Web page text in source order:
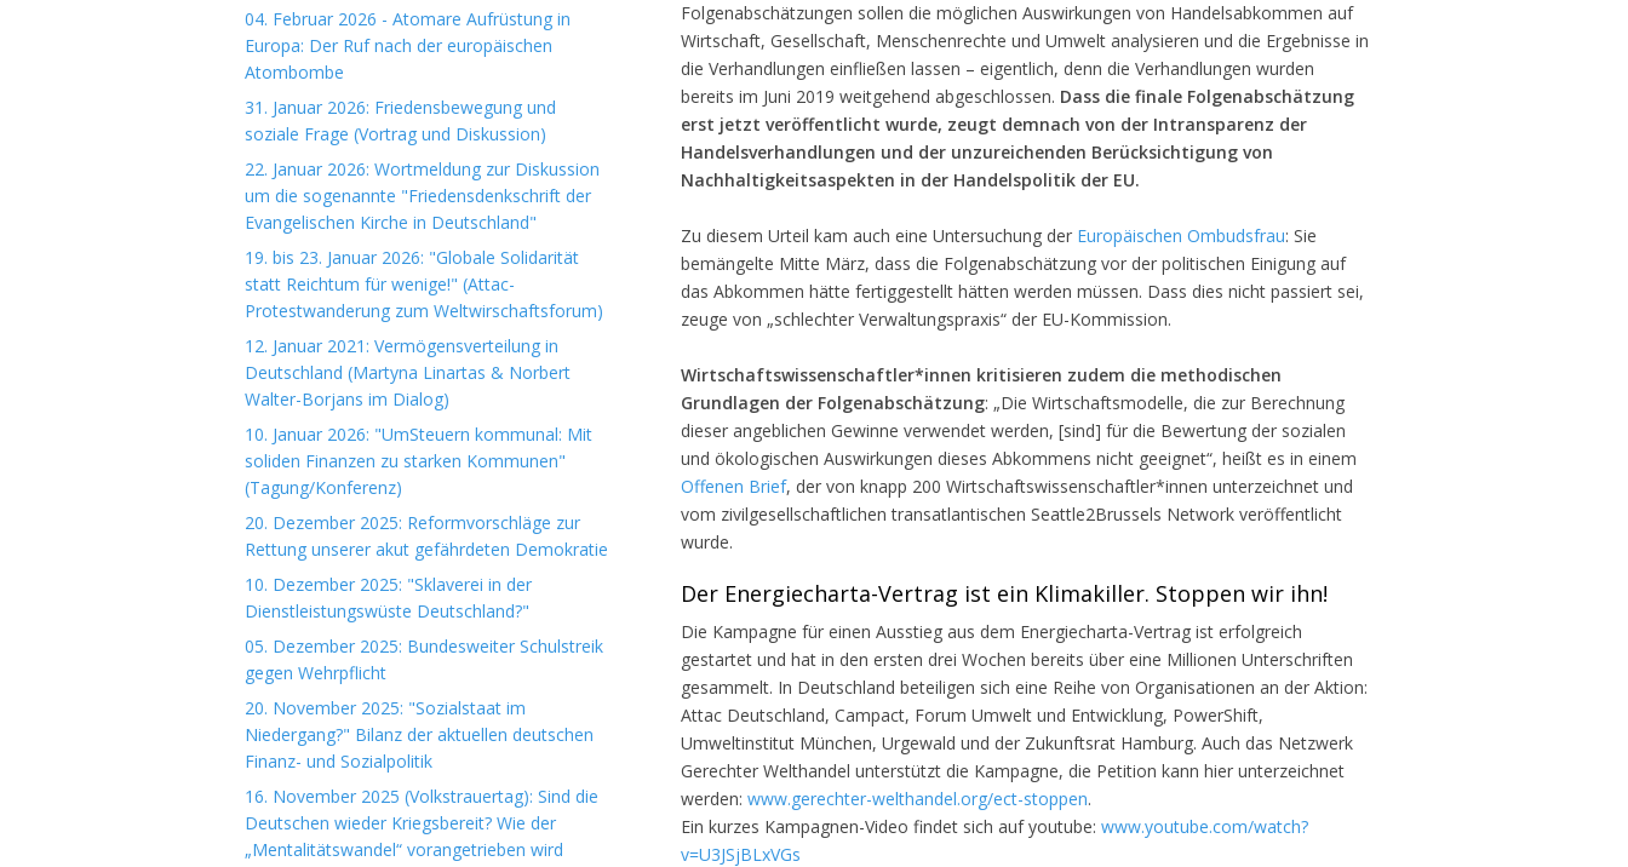
04. Februar 2026 - Atomare Aufrüstung in
Europa: Der Ruf nach der europäischen
Atombombe
31. Januar 2026: Friedensbewegung und
soziale Frage (Vortrag und Diskussion)
22. Januar 2026: Wortmeldung zur Diskussion
um die sogenannte "Friedensdenkschrift der
Evangelischen Kirche in Deutschland"
19. bis 23. Januar 2026: "Globale Solidarität
statt Reichtum für wenige!" (Attac-
Protestwanderung zum Weltwirschaftsforum)
12. Januar 2021: Vermögensverteilung in
Deutschland (Martyna Linartas & Norbert
Walter-Borjans im Dialog)
10. Januar 2026: "UmSteuern kommunal: Mit
soliden Finanzen zu starken Kommunen"
(Tagung/Konferenz)
20. Dezember 2025: Reformvorschläge zur
Rettung unserer akut gefährdeten Demokratie
10. Dezember 2025: "Sklaverei in der
Dienstleistungswüste Deutschland?"
05. Dezember 2025: Bundesweiter Schulstreik
gegen Wehrpflicht
20. November 2025: "Sozialstaat im
Niedergang?" Bilanz der aktuellen deutschen
Finanz- und Sozialpolitik
16. November 2025 (Volkstrauertag): Sind die
Deutschen wieder Kriegsbereit? Wie der
„Mentalitätswandel“ vorangetrieben wird
Folgenabschätzungen sollen die möglichen Auswirkungen von Handelsabkommen auf
Wirtschaft, Gesellschaft, Menschenrechte und Umwelt analysieren und die Ergebnisse in
die Verhandlungen einfließen lassen – eigentlich, denn die Verhandlungen wurden
bereits im Juni 2019 weitgehend abgeschlossen. Dass die finale Folgenabschätzung
erst jetzt veröffentlicht wurde, zeugt demnach von der Intransparenz der
Handelsverhandlungen und der unzureichenden Berücksichtigung von
Nachhaltigkeitsaspekten in der Handelspolitik der EU.
Zu diesem Urteil kam auch eine Untersuchung der Europäischen Ombudsfrau: Sie
bemängelte Mitte März, dass die Folgenabschätzung vor der politischen Einigung auf
das Abkommen hätte fertiggestellt hätten werden müssen. Dass dies nicht passiert sei,
zeuge von „schlechter Verwaltungspraxis“ der EU-Kommission.
Wirtschaftswissenschaftler*innen kritisieren zudem die methodischen
Grundlagen der Folgenabschätzung: „Die Wirtschaftsmodelle, die zur Berechnung
dieser angeblichen Gewinne verwendet werden, [sind] für die Bewertung der sozialen
und ökologischen Auswirkungen dieses Abkommens nicht geeignet“, heißt es in einem
Offenen Brief, der von knapp 200 Wirtschaftswissenschaftler*innen unterzeichnet und
vom zivilgesellschaftlichen transatlantischen Seattle2Brussels Network veröffentlicht
wurde.
Der Energiecharta-Vertrag ist ein Klimakiller. Stoppen wir ihn!
Die Kampagne für einen Ausstieg aus dem Energiecharta-Vertrag ist erfolgreich
gestartet und hat in den ersten drei Wochen bereits über eine Millionen Unterschriften
gesammelt. In Deutschland beteiligen sich eine Reihe von Organisationen an der Aktion:
Attac Deutschland, Campact, Forum Umwelt und Entwicklung, PowerShift,
Umweltinstitut München, Urgewald und der Zukunftsrat Hamburg. Auch das Netzwerk
Gerechter Welthandel unterstützt die Kampagne, die Petition kann hier unterzeichnet
werden: www.gerechter-welthandel.org/ect-stoppen.
Ein kurzes Kampagnen-Video findet sich auf youtube: www.youtube.com/watch?
v=U3JSjBLxVGs